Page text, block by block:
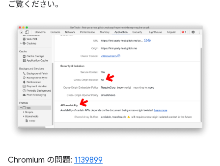
ご覧ください。
Chromium の問題: 1139899